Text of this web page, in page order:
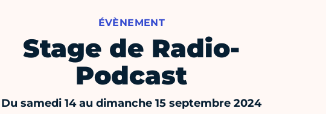
ÉVÈNEMENT
Stage de Radio-
Podcast
Du samedi 14 au dimanche 15 septembre 2024